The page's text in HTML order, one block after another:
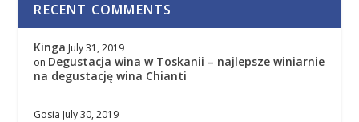
RECENT COMMENTS
Kinga July 31, 2019
on Degustacja wina w Toskanii – najlepsze winiarnie
na degustację wina Chianti
Gosia July 30, 2019